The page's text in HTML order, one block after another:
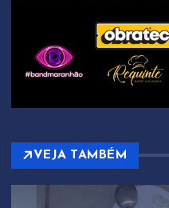
VEJA TAMBÉM